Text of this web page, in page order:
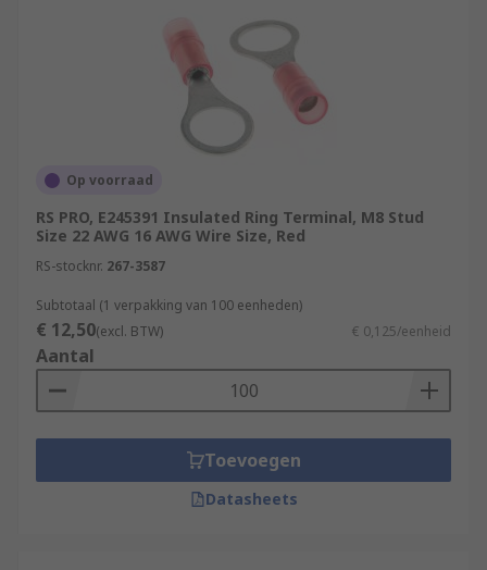
Op voorraad
RS PRO, E245391 Insulated Ring Terminal, M8 Stud
Size 22 AWG 16 AWG Wire Size, Red
RS-stocknr. 267-3587
Subtotaal (1 verpakking van 100 eenheden)
€ 12,50(excl. BTW) € 0,125/eenheid
Aantal
Toevoegen
Datasheets